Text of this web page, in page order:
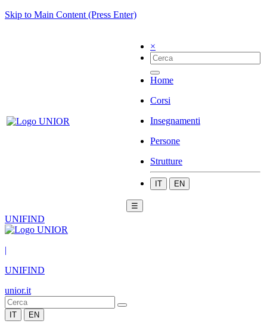
Skip to Main Content (Press Enter)
×
Home
Corsi
Insegnamenti
Persone
Strutture
IT EN
☰
UNIFIND
|
UNIFIND
unior.it
IT EN